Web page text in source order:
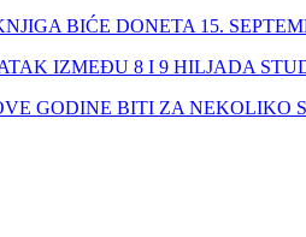
BIĆE DONETA 15.
IZMEĐU 8 I 9 HILJADA
GODINE BITI ZA NEKOLIKO